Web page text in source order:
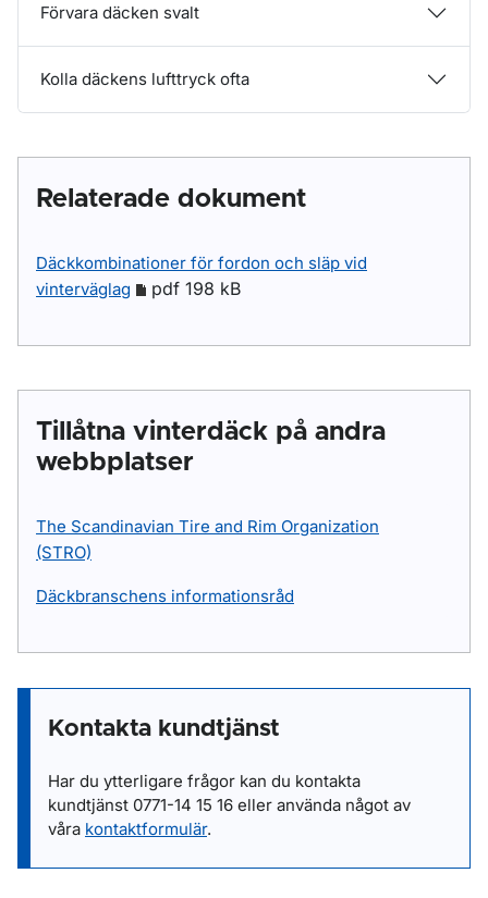
Förvara däcken svalt
Kolla däckens lufttryck ofta
Relaterade dokument
Däckkombinationer för fordon och släp vid
vinterväglag
pdf 198 kB
Tillåtna vinterdäck på andra
webbplatser
The Scandinavian Tire and Rim Organization
(STRO)
Däckbranschens informationsråd
Kontakta kundtjänst
Har du ytterligare frågor kan du kontakta
kundtjänst 0771-14 15 16 eller använda något av
våra kontaktformulär.